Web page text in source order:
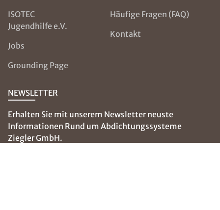
ISOTEC
Jugendhilfe e.V.
Jobs
Grounding Page
Häufige Fragen (FAQ)
Kontakt
NEWSLETTER
Erhalten Sie mit unserem Newsletter neuste
Informationen Rund um Abdichtungssysteme
Ziegler GmbH.